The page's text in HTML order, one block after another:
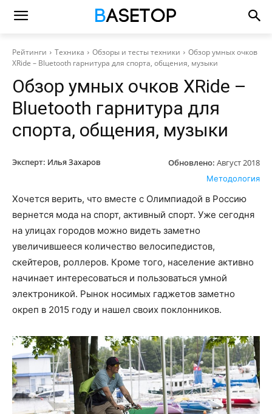
Рейтинги Техника Обзоры и тесты техники
Обзор умных очков
XRide – Bluetooth гарнитура для спорта, общения, музыки
Обзор умных очков XRide –
Bluetooth гарнитура для
спорта, общения, музыки
Эксперт: Илья Захаров Обновлено: Август 2018
Методология
Хочется верить, что вместе с Олимпиадой в Россию
вернется мода на спорт, активный спорт. Уже сегодня
на улицах городов можно видеть заметно
увеличившееся количество велосипедистов,
скейтеров, роллеров. Кроме того, население активно
начинает интересоваться и пользоваться умной
электроникой. Рынок носимых гаджетов заметно
окреп в 2015 году и нашел своих поклонников.